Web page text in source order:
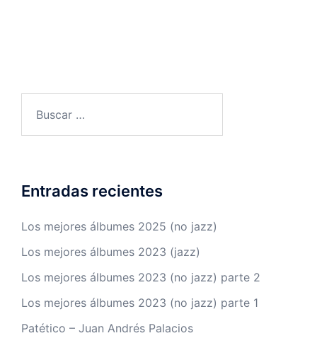
Entradas recientes
Los mejores álbumes 2025 (no jazz)
Los mejores álbumes 2023 (jazz)
Los mejores álbumes 2023 (no jazz) parte 2
Los mejores álbumes 2023 (no jazz) parte 1
Patético – Juan Andrés Palacios